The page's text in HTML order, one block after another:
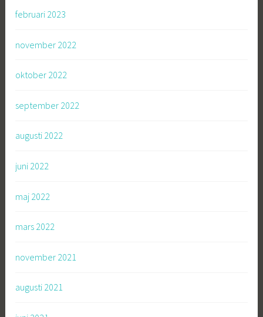
februari 2023
november 2022
oktober 2022
september 2022
augusti 2022
juni 2022
maj 2022
mars 2022
november 2021
augusti 2021